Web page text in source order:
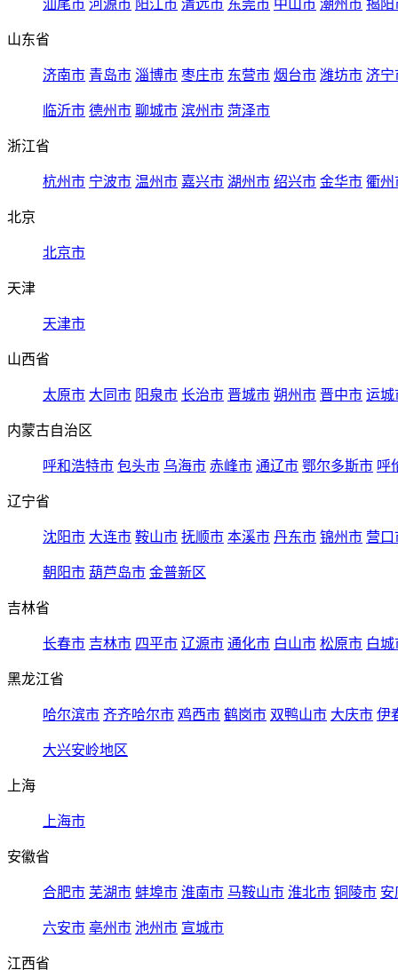
汕尾市 河源市 阳江市 清远市 东莞市 中山市 潮州市 揭阳
山东省
济南市 青岛市 淄博市 枣庄市 东营市 烟台市 潍坊市 济宁
临沂市 德州市 聊城市 滨州市 菏泽市
浙江省
杭州市 宁波市 温州市 嘉兴市 湖州市 绍兴市 金华市 衢州
北京
北京市
天津
天津市
山西省
太原市 大同市 阳泉市 长治市 晋城市 朔州市 晋中市 运城
内蒙古自治区
呼和浩特市 包头市 乌海市 赤峰市 通辽市 鄂尔多斯市 呼
辽宁省
沈阳市 大连市 鞍山市 抚顺市 本溪市 丹东市 锦州市 营口
朝阳市 葫芦岛市 金普新区
吉林省
长春市 吉林市 四平市 辽源市 通化市 白山市 松原市 白城
黑龙江省
哈尔滨市 齐齐哈尔市 鸡西市 鹤岗市 双鸭山市 大庆市 伊
大兴安岭地区
上海
上海市
安徽省
合肥市 芜湖市 蚌埠市 淮南市 马鞍山市 淮北市 铜陵市 安
六安市 亳州市 池州市 宣城市
江西省